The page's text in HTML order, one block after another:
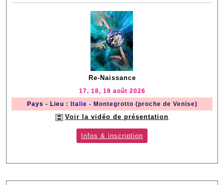
Re-Naissance
17, 18, 19 août 2026
Pays - Lieu : Italie - Montegrotto (proche de Venise)
Voir la vidéo de présentation
Infos & inscription